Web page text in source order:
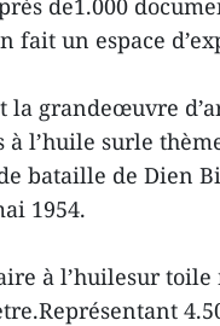
fait un espace
la grandeœuvre
l’huile surle
bataille de Dien
1954.
à l’huilesur toile